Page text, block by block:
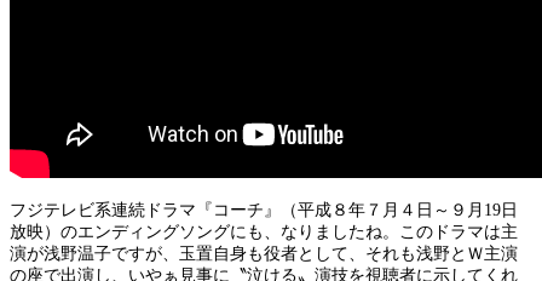
フジテレビ系連続ドラマ『コーチ』（平成８年７月４日～９月19日
放映）のエンディングソングにも、なりましたね。このドラマは主
演が浅野温子ですが、玉置自身も役者として、それも浅野とＷ主演
の座で出演し、いやぁ見事に〝泣ける〟演技を視聴者に示してくれ